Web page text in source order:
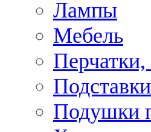
Лампы
Мебель
Подушки